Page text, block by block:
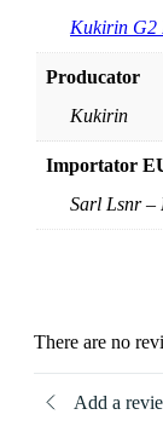
Kukirin G2
Producator
Kukirin
Importator
Sarl Lsnr –
There are no
Add a